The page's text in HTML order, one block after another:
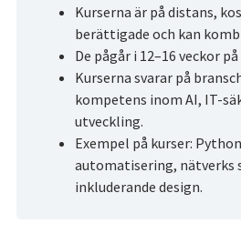
Kurserna är på distans,
berättigade och kan
De pågår i 12–16 veckor
Kurserna svarar på
kompetens inom AI, IT-
utveckling.
Exempel på kurser:
automatisering, nätverks
inkluderande design.